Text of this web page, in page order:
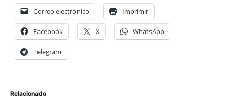
Correo electrónico Imprimir
Facebook X WhatsApp
Telegram
Relacionado